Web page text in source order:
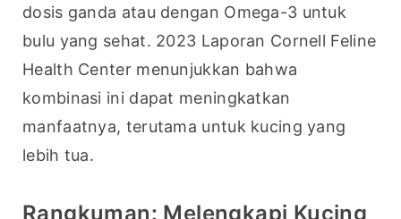
dosis ganda atau dengan Omega-3 untuk
bulu yang sehat. 2023 Laporan Cornell Feline
Health Center menunjukkan bahwa
kombinasi ini dapat meningkatkan
manfaatnya, terutama untuk kucing yang
lebih tua.
Rangkuman: Melengkapi Kucing